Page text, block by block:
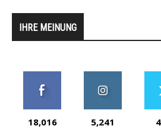
IHRE MEINUNG
18,016 5,241